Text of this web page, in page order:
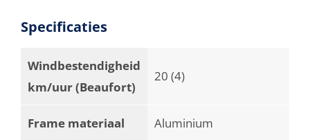
Specificaties
Windbestendigheid
km/uur (Beaufort)
20 (4)
Frame materiaal Aluminium